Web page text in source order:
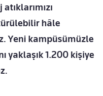
hâle
Yeni kampüsümüzle
yaklaşık 1.200 kişiye